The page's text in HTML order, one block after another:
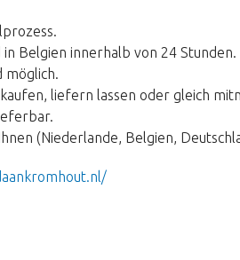
Belgien innerhalb von 24 Stunden.
möglich.
liefern lassen oder gleich
(Niederlande, Belgien,